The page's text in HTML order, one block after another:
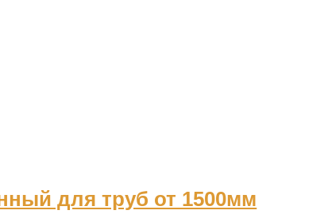
для труб от 1500мм